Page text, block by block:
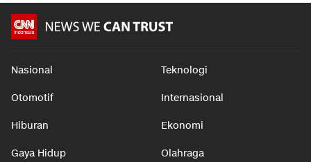
Nasional Teknologi
Otomotif Internasional
Hiburan Ekonomi
Gaya Hidup Olahraga